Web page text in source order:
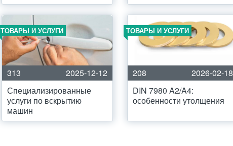
ТОВАРЫ И УСЛУГИ
313
2025-12-12
Специализированные
услуги по вскрытию
машин
ТОВАРЫ И УСЛУГИ
208
2026-02-18
DIN 7980 A2/A4:
особенности утолщения